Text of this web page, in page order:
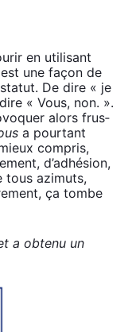
en uti­li­sant
une façon de
De dire « je
« Vous, non. ».
alors frus­
a pour­tant
com­pris,
d’adhé­sion,
tous azi­muts,
ça tombe
a obte­nu un